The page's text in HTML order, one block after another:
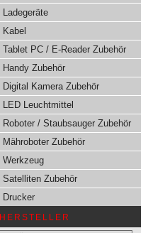
Ladegeräte
Kabel
Tablet PC / E-Reader Zubehör
Handy Zubehör
Digital Kamera Zubehör
LED Leuchtmittel
Roboter / Staubsauger Zubehör
Mähroboter Zubehör
Werkzeug
Satelliten Zubehör
Drucker
HERSTELLER